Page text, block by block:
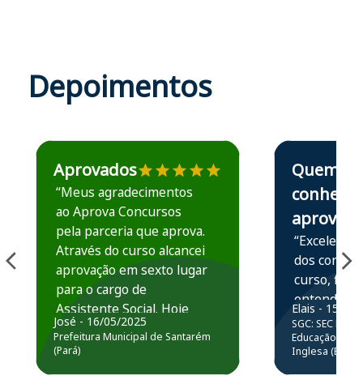
Depoimentos
Estudante José recomenda o Aprova Concursos em
Aprovados
“Meus agradecimentos
ao Aprova Concursos
pela parceria que aprova.
Através do curso alcancei
aprovação em sexto lugar
para o cargo de
Assistente Social. Hoje
estou atuando na
Prefeitura de Santarém.
José - 16/05/2025
Prefeitura Municipal de Santarém
(Pará)
Estudante Elais
Quem
conhece,
aprova
“Excelente
dos
curso,
entender e
prática
resolução
questões.”
Elais - 15/07/
SGC: SEC BA
Educação
Inglesa (Edital